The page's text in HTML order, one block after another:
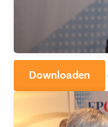
Downloaden